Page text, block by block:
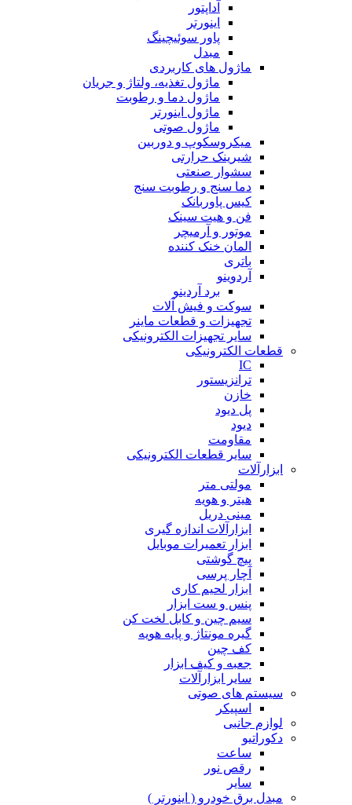
آداپتور
اینورتر
پاور سوئیچینگ
مبدل
ماژول های کاربردی
ماژول تغذیه، ولتاژ و جریان
ماژول دما و رطوبت
ماژول اینورتر
ماژول صوتی
میکروسکوپ و دوربین
شیرینک حرارتی
سشوار صنعتی
دما سنج و رطوبت سنج
کیس پاوربانک
فن و هیت سینک
موتور و آرمیچر
المان خنک کننده
باتری
آردوینو
برد آردینو
سوکت و فیش آلات
تجهیزات و قطعات ماینر
سایر تجهیزات الکترونیکی
قطعات الکترونیکی
IC
ترانزیستور
خازن
پل دیود
دیود
مقاومت
سایر قطعات الکترونیکی
ابزارآلات
مولتی متر
هیتر و هویه
مینی دریل
ابزارآلات اندازه گیری
ابزار تعمیرات موبایل
پیچ گوشتی
آچار پرسی
ابزار لحیم کاری
پنس و ست ابزار
سیم چین و کابل لخت کن
گیره مونتاژ و پایه هویه
کف چین
جعبه و کیف ابزار
سایر ابزارآلات
سیستم های صوتی
اسپیکر
لوازم جانبی
دکوراتیو
ساعت
رقص نور
سایر
مبدل برق خودرو ( اینورتر )